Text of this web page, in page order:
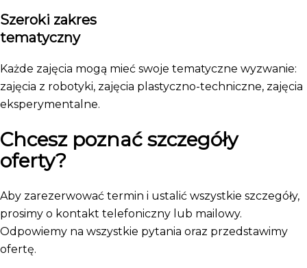
Szeroki zakres
tematyczny
Każde zajęcia mogą mieć swoje tematyczne wyzwanie:
zajęcia z robotyki, zajęcia plastyczno-techniczne, zajęcia
eksperymentalne.
Chcesz poznać szczegóły
oferty?
Aby zarezerwować termin i ustalić wszystkie szczegóły,
prosimy o kontakt telefoniczny lub mailowy.
Odpowiemy na wszystkie pytania oraz przedstawimy
ofertę.